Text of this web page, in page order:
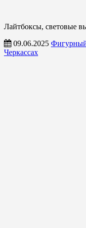
Лайтбоксы, световые
09.06.2025 Фигурный
Черкассах